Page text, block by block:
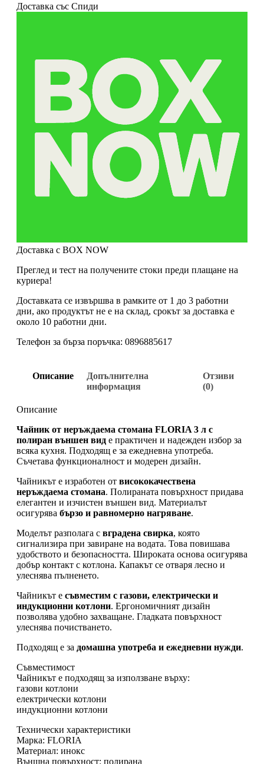
Доставка със Спиди
Доставка с BOX NOW
Преглед и тест на получените стоки преди плащане на
куриера!
Доставката се извършва в рамките от 1 до 3 работни
дни, ако продуктът не е на склад, срокът за доставка е
около 10 работни дни.
Телефон за бърза поръчка: 0896885617
Описание
Допълнителна
информация
Отзиви
(0)
Описание
Чайник от неръждаема стомана FLORIA 3 л с
полиран външен вид е практичен и надежден избор за
всяка кухня. Подходящ е за ежедневна употреба.
Съчетава функционалност и модерен дизайн.
Чайникът е изработен от висококачествена
неръждаема стомана. Полираната повърхност придава
елегантен и изчистен външен вид. Материалът
осигурява бързо и равномерно нагряване.
Моделът разполага с вградена свирка, която
сигнализира при завиране на водата. Това повишава
удобството и безопасността. Широката основа осигурява
добър контакт с котлона. Капакът се отваря лесно и
улеснява пълненето.
Чайникът е съвместим с газови, електрически и
индукционни котлони. Ергономичният дизайн
позволява удобно захващане. Гладката повърхност
улеснява почистването.
Подходящ е за домашна употреба и ежедневни нужди.
Съвместимост
Чайникът е подходящ за използване върху:
газови котлони
електрически котлони
индукционни котлони
Технически характеристики
Марка: FLORIA
Материал: инокс
Външна повърхност: полирана